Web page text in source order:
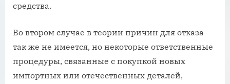
средства.
Во втором случае в теории причин для отказа
так же не имеется, но некоторые ответственные
процедуры, связанные с покупкой новых
импортных или отечественных деталей,